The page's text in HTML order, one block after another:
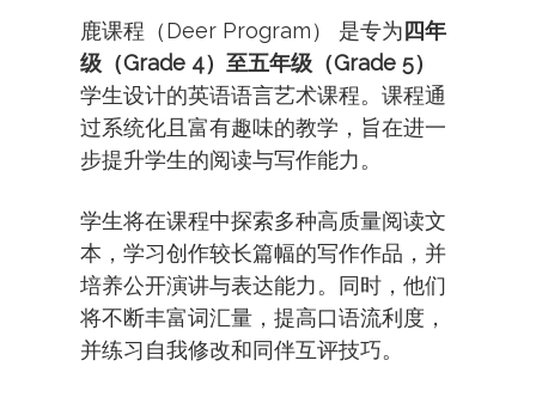
鹿课程（Deer Program） 是专为 四年
级（Grade 4）至五年级（Grade 5）
学生设计的英语语言艺术课程。课程通
过系统化且富有趣味的教学，旨在进一
步提升学生的阅读与写作能力。
学生将在课程中探索多种高质量阅读文
本，学习创作较长篇幅的写作作品，并
培养公开演讲与表达能力。同时，他们
将不断丰富词汇量，提高口语流利度，
并练习自我修改和同伴互评技巧。